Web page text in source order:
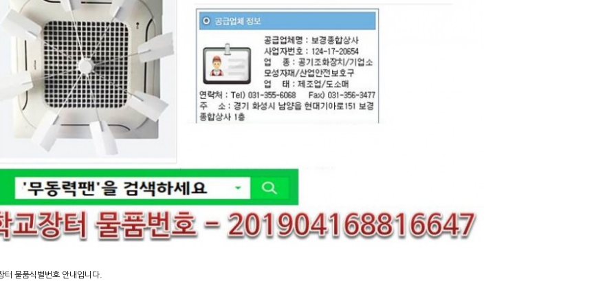
터 물품식별번호 안내입니다.